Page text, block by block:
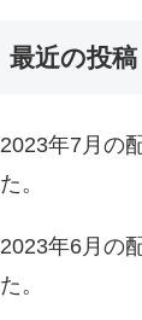
最近の投稿
2023年7月
た。
2023年6月
た。